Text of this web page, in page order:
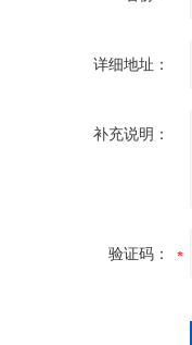
详细地址：
补充说明：
验证码：